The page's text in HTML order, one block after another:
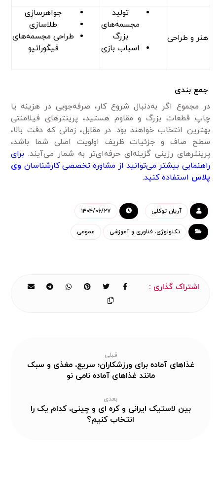
هنر و طراحی
تولید
مجسمه‌های
بزرگ
اسباب بازی
جواهرسازی
طلاسازی
طراحی مجسمه‌های
فیگوراتیو
جمع بندی
در مجموع اگر به‌دنبال شروع کار، صرفه‌جویی در هزینه یا
چاپ قطعات بزرگ و مقاوم هستید، پرینترهای فیلامنتی
بهترین انتخاب خواهند بود. در مقابل، زمانی که دقت بالا،
سطح صاف و جزئیات ظریف اولویت اصلی شما باشد،
پرینترهای رزینی گزینه‌ای حرفه‌ای‌تر به شمار می‌آیند. برای
راهنمایی بیشتر می‌توانید از مشاوره تخصصی کارشناسان وی
پلاس استفاده کنید.
آریان توکلی ۱۴۰۴/۰۶/۲۷
تکنولوژی، فناوری و آموزشی عمومی
قبلی
غذاهای آماده برای ورزشکاران؛ سریع، مغذی و سبک
مانند غذاهای آماده نامی نو
بعدی
بین لاستیک ایرانی و کره ای و چینی، کدام یک را
انتخاب کنیم؟